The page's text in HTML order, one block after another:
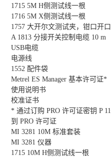
1715 5M H侧测试线一根
1716 5M X侧测试线一根
1757 大开尔文测试夹，钳口开
A 1813 分接开关控制电缆 10 m
USB电缆
电源线
1552 配件袋
Metrel ES Manager 基本许可证*
使用说明书
校准证书
* 通过订购 PRO 许可证密钥 P
到 PRO 许可证
MI 3281 10M 标准套装
MI 3281 仪器
1715 10M H侧测试线一根